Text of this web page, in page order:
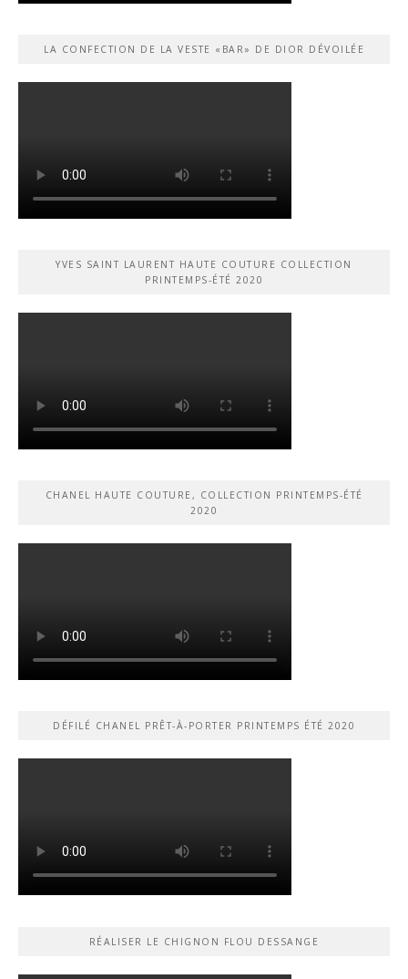
LA CONFECTION DE LA VESTE «BAR» DE DIOR DÉVOILÉE
YVES SAINT LAURENT HAUTE COUTURE COLLECTION
PRINTEMPS-ÉTÉ 2020
CHANEL HAUTE COUTURE, COLLECTION PRINTEMPS-ÉTÉ
2020
DÉFILÉ CHANEL PRÊT-À-PORTER PRINTEMPS ÉTÉ 2020
RÉALISER LE CHIGNON FLOU DESSANGE